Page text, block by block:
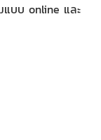
แบบ online และ